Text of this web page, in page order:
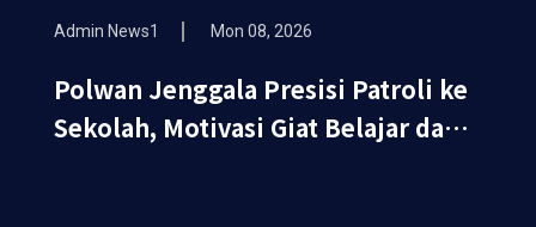
Admin News1 Mon 08, 2026
Polwan Jenggala Presisi Patroli ke
Sekolah, Motivasi Giat Belajar dan